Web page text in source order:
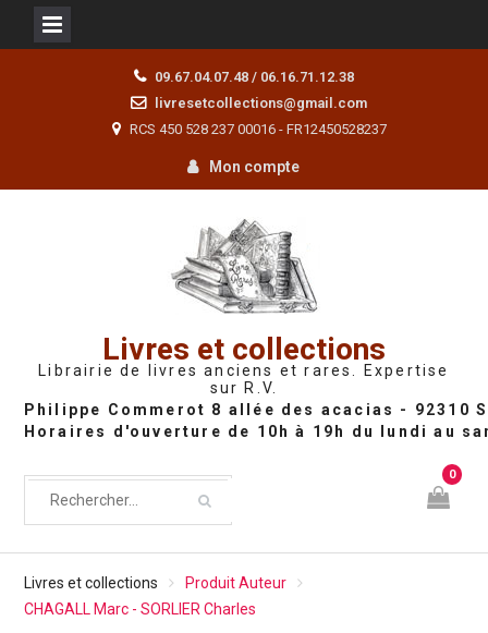
09.67.04.07.48 / 06.16.71.12.38
livresetcollections@gmail.com
RCS 450 528 237 00016 - FR12450528237
Mon compte
Livres et collections
Librairie de livres anciens et rares. Expertise
sur R.V.
0
Livres et collections
Produit Auteur
CHAGALL Marc - SORLIER Charles